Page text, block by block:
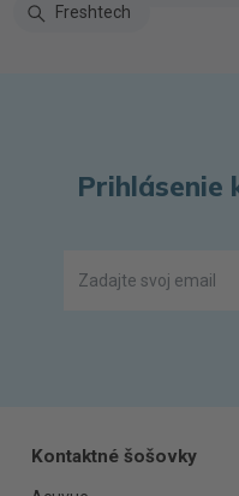
Freshtech
Prihlásenie
Kontaktné šošovky